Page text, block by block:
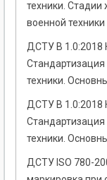
техники.
военной техники
ДСТУ В 1.0:2018
техники.
ДСТУ В 1.0:2018
техники.
ДСТУ ISO 780-